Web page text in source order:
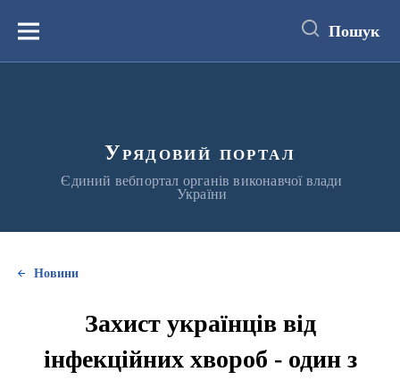
вмістуМеню Пошук
Урядовий портал
Єдиний вебпортал органів виконавчої влади
України
Новини
Захист українців від
інфекційних хвороб - один з